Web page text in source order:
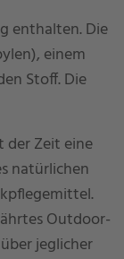
enthalten. Die
einem
Stoff. Die
der Zeit eine
natürlichen
Outdoor-
jeglicher